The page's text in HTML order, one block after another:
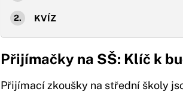
KVÍZ
Přijímačky na SŠ: Klíč k
Přijímací zkoušky na střední školy